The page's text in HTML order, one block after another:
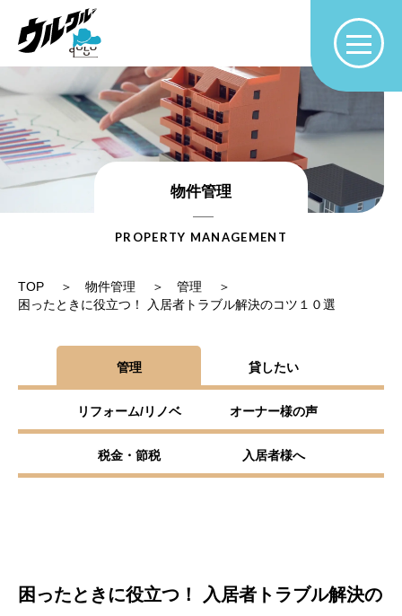
物件管理
PROPERTY MANAGEMENT
TOP 物件管理
管理
困ったときに役立つ！ 入居者トラブル解決のコツ１０選
管理 貸したい
リフォーム/リノベ オーナー様の声
税金・節税 入居者様へ
困ったときに役立つ！ 入居者トラブル解決の